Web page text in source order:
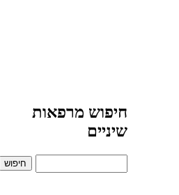
חיפוש מרפאות
שיניים